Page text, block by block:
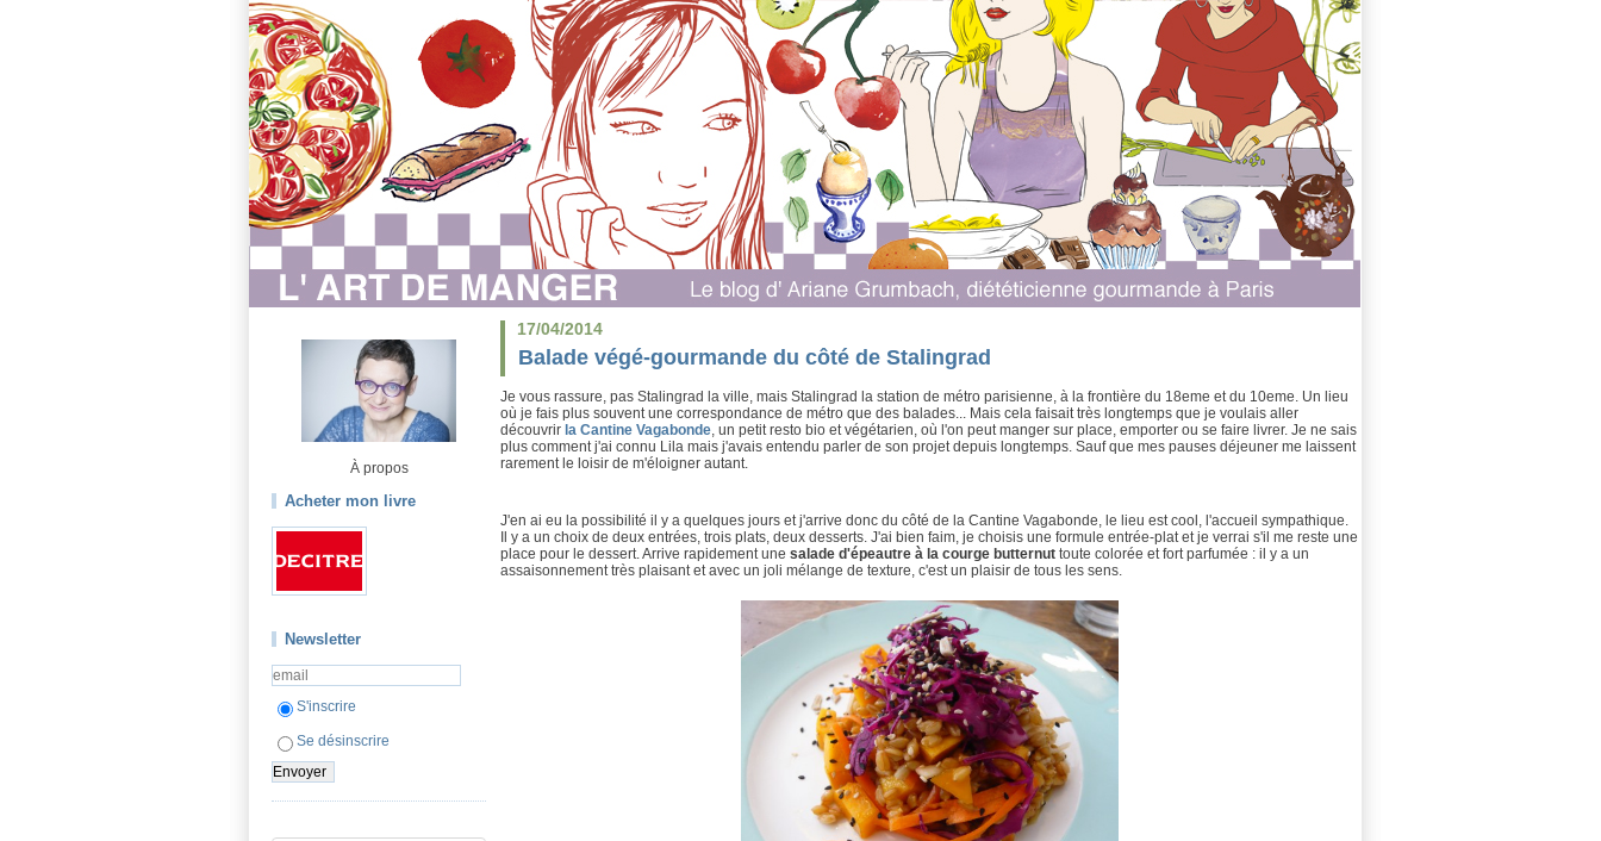
À propos
Acheter mon livre
Newsletter
S'inscrire
Se désinscrire
17/04/2014
Balade végé-gourmande du côté de Stalingrad
Je vous rassure, pas Stalingrad la ville, mais Stalingrad la station de métro parisienne, à la frontière du 18eme et du 10eme. Un lieu
où je fais plus souvent une correspondance de métro que des balades... Mais cela faisait très longtemps que je voulais aller
découvrir la Cantine Vagabonde, un petit resto bio et végétarien, où l'on peut manger sur place, emporter ou se faire livrer. Je ne sais
plus comment j'ai connu Lila mais j'avais entendu parler de son projet depuis longtemps. Sauf que mes pauses déjeuner me laissent
rarement le loisir de m'éloigner autant.
J'en ai eu la possibilité il y a quelques jours et j'arrive donc du côté de la Cantine Vagabonde, le lieu est cool, l'accueil sympathique.
Il y a un choix de deux entrées, trois plats, deux desserts. J'ai bien faim, je choisis une formule entrée-plat et je verrai s'il me reste une
place pour le dessert. Arrive rapidement une salade d'épeautre à la courge butternut toute colorée et fort parfumée : il y a un
assaisonnement très plaisant et avec un joli mélange de texture, c'est un plaisir de tous les sens.